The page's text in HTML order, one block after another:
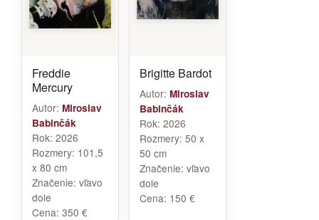
Freddie
Mercury
Autor: Miroslav
Babinčák
Rok: 2026
Rozmery: 101,5
x 80 cm
Značenie: vľavo
dole
Cena: 350 €
Brigitte Bardot
Autor: Miroslav
Babinčák
Rok: 2026
Rozmery: 50 x
50 cm
Značenie: vľavo
dole
Cena: 150 €